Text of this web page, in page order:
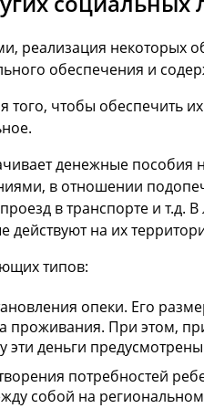
реализация некоторых
обеспечения и
того, чтобы обеспечить
денежные пособия
в отношении
в транспорте и т.д.
действуют на их
типов:
опеки. Его
проживания. При этом,
деньги
потребностей
собой на